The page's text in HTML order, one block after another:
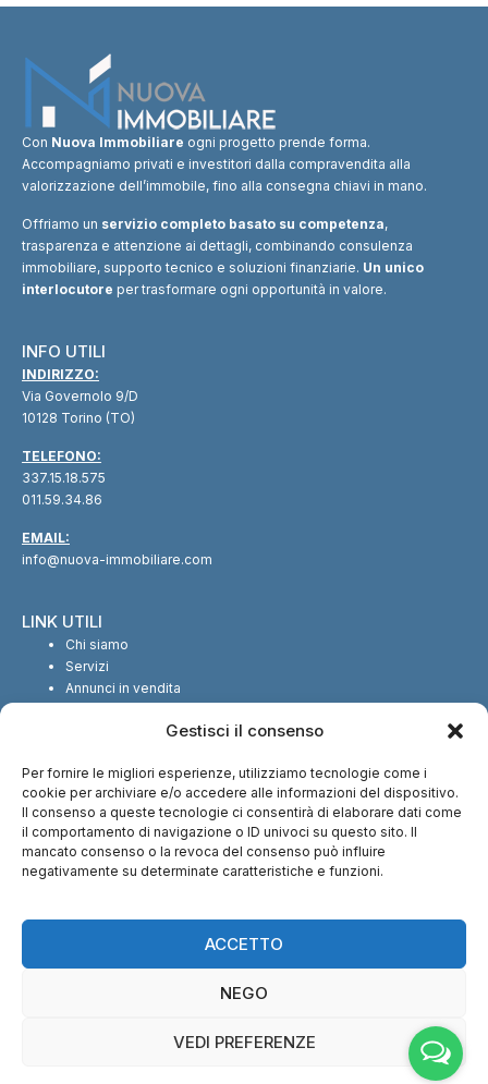
Gestisci il consenso
Per fornire le migliori esperienze, utilizziamo tecnologie come i
cookie per archiviare e/o accedere alle informazioni del dispositivo.
Il consenso a queste tecnologie ci consentirà di elaborare dati come
il comportamento di navigazione o ID univoci su questo sito. Il
mancato consenso o la revoca del consenso può influire
negativamente su determinate caratteristiche e funzioni.
ACCETTO
NEGO
VEDI PREFERENZE
Con Nuova Immobiliare ogni progetto prende forma.
Accompagniamo privati e investitori dalla compravendita alla
valorizzazione dell’immobile, fino alla consegna chiavi in mano.
Offriamo un servizio completo basato su competenza,
trasparenza e attenzione ai dettagli, combinando consulenza
immobiliare, supporto tecnico e soluzioni finanziarie. Un unico
interlocutore per trasformare ogni opportunità in valore.
INFO UTILI
INDIRIZZO:
Via Governolo 9/D
10128 Torino (TO)
TELEFONO:
337.15.18.575
011.59.34.86
EMAIL:
info@nuova-immobiliare.com
LINK UTILI
Chi siamo
Servizi
Annunci in vendita
SEGUICI SUI SOCIAL
CI TROVI ANCHE SU:
© Copyright 2013 – 2026 Nuova Immobiliare di Fabio Serralunga | Tutti i